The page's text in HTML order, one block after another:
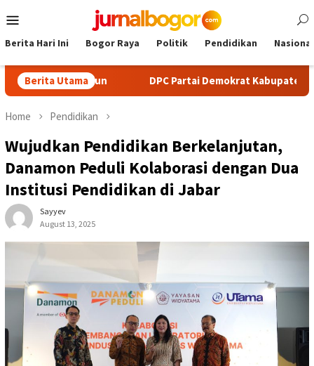
to
Menu
Berita Hari Ini Bogor Raya Politik Pendidikan Nasional
Berita Utama
Run DPC Partai Demokrat Kabupaten Bogor Gelar
Home Pendidikan
Wujudkan Pendidikan Berkelanjutan,
Danamon Peduli Kolaborasi dengan Dua
Institusi Pendidikan di Jabar
Sayyev
August 13, 2025